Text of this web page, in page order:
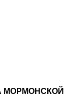
МОРМОНСКОЙ